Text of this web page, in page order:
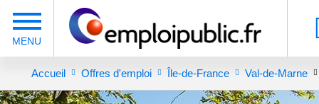
Accueil Offres d'emploi Île-de-France Val-de-Marne